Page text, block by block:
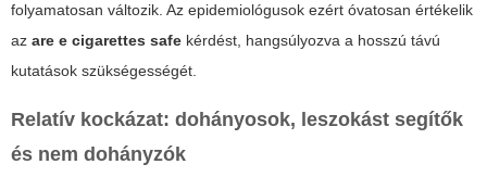
folyamatosan változik. Az epidemiológusok ezért óvatosan értékelik
az are e cigarettes safe kérdést, hangsúlyozva a hosszú távú
kutatások szükségességét.
Relatív kockázat: dohányosok, leszokást segítők
és nem dohányzók